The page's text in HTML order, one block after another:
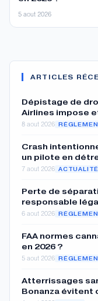
5 aout 2026
ARTICLES
Dépistage de
Airlines impose
8 aout 2026
Crash
un pilote en
7 aout 2026 ACTUALITÉ
Perte de
responsable
6 aout 2026
FAA normes
en 2026 ?
5 aout 2026
Atterrissages
Bonanza évitent